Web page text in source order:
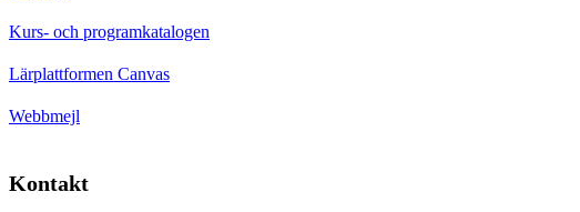
Kurs- och programkatalogen
Lärplattformen Canvas
Webbmejl
Kontakt